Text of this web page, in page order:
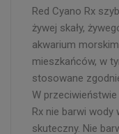
Red Cyano Rx
żywej skały,
akwarium
mieszkańców, w
stosowane
W
Rx nie barwi wody
skuteczny. Nie